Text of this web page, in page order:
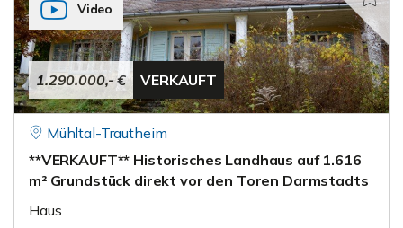
1.290.000,- € VERKAUFT
Video
Mühltal-Trautheim
**VERKAUFT** Historisches Landhaus auf 1.616
m² Grundstück direkt vor den Toren Darmstadts
Haus